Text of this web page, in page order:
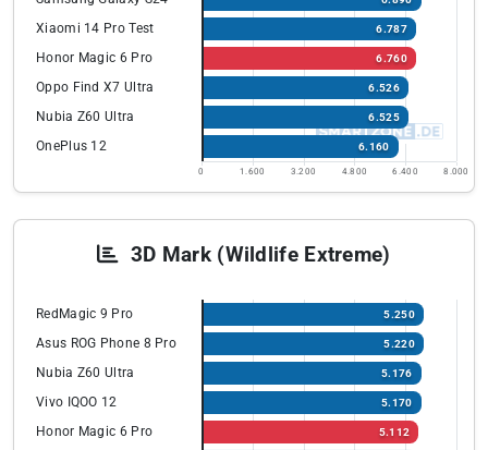
Xiaomi 14 Pro Test 6.787
Honor Magic 6 Pro 6.760
Oppo Find X7 Ultra 6.526
Nubia Z60 Ultra 6.525
OnePlus 12 6.160
0 1.600 3.200 4.800 6.400 8.000
3D Mark (Wildlife Extreme)
RedMagic 9 Pro 5.250
Asus ROG Phone 8 Pro 5.220
Nubia Z60 Ultra 5.176
Vivo IQOO 12 5.170
Honor Magic 6 Pro 5.112